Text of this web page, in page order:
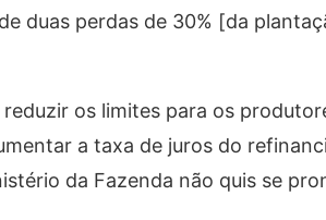
duas perdas de 30% [da
os limites para os
a taxa de juros do
da Fazenda não quis se